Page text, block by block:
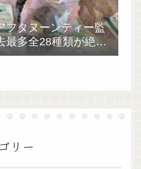
フタヌーンティー監
多全28種類が絶品
リー